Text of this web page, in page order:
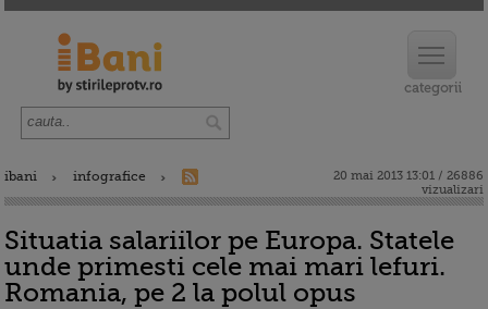
ibani infografice
20 mai 2013 13:01 / 26886
vizualizari
Situatia salariilor pe Europa. Statele
unde primesti cele mai mari lefuri.
Romania, pe 2 la polul opus